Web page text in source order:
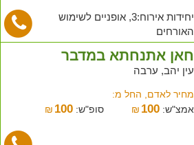
יחידות אירוח:3, אופניים לשימוש
האורחים
חאן אתנחתא במדבר
עין יהב, ערבה
מחיר לאדם, החל מ:
אמצ"ש:
₪ 100 סופ"ש: ₪ 100